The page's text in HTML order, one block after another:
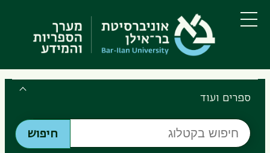
לתוכן
העיקרי
לתפריט
ניווט
ראשי
תפריט
Search
the
Ilan
Libraries
ספרים ועוד
חיפוש
בקטלוג
חיפוש